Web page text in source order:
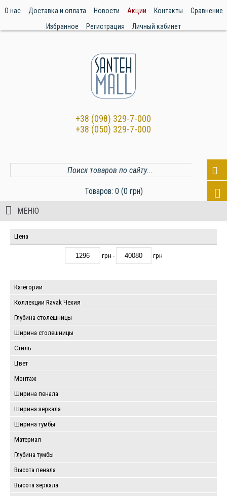
О нас Доставка и оплата Новости Акции Контакты
Сравнение
Избранное
Регистрация Личный кабинет
+38 (098) 329-7-000
+38 (050) 329-7-000
Товаров: 0 (0 грн)
МЕНЮ
Цена
грн - грн
Категории
Коллекции Ravak Чехия
Глубина столешницы
Ширина столешницы
Стиль
Цвет
Монтаж
Ширина пенала
Ширина зеркала
Ширина тумбы
Материал
Глубина тумбы
Высота пенала
Высота зеркала